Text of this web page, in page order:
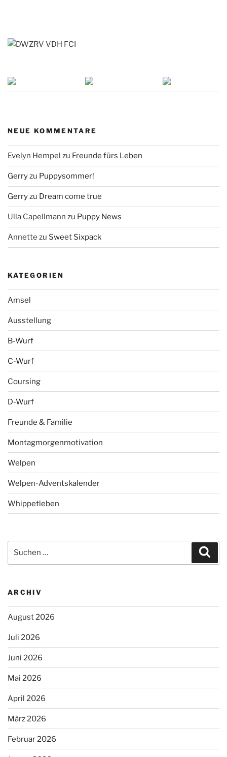
NEUE KOMMENTARE
Evelyn Hempel zu Freunde fürs Leben
Gerryzu Puppysommer!
Gerryzu Dream come true
Ulla Capellmann zu Puppy News
Annette zu Sweet Sixpack
KATEGORIEN
Amsel
Ausstellung
B-Wurf
C-Wurf
Coursing
D-Wurf
Freunde & Familie
Montagmorgenmotivation
Welpen
Welpen-Adventskalender
Whippetleben
nach:
ARCHIV
August 2026
Juli 2026
Juni 2026
Mai 2026
April 2026
März 2026
Februar 2026